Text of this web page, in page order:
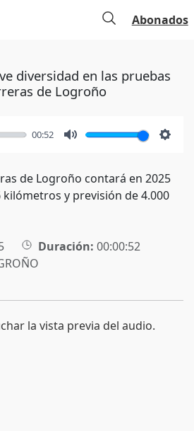
Abonados
diversidad en las pruebas
de Logroño
00:52
de Logroño contará en 2025
y previsión de 4.000
Duración: 00:00:52